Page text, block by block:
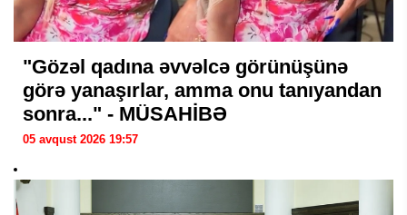
"Gözəl qadına əvvəlcə görünüşünə
görə yanaşırlar, amma onu tanıyandan
sonra..." - MÜSAHİBƏ
05 avqust 2026 19:57